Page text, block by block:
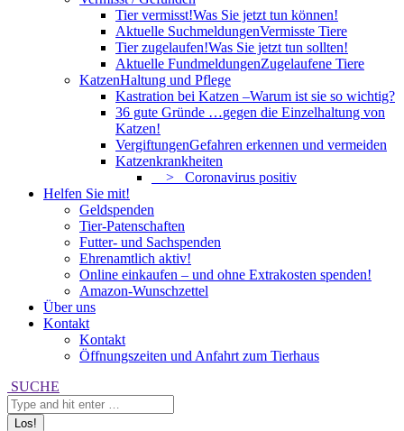
Tier vermisst!Was Sie jetzt tun können!
Aktuelle SuchmeldungenVermisste Tiere
Tier zugelaufen!Was Sie jetzt tun sollten!
Aktuelle FundmeldungenZugelaufene Tiere
KatzenHaltung und Pflege
Kastration bei Katzen –Warum ist sie so wichtig?
36 gute Gründe …gegen die Einzelhaltung von
Katzen!
VergiftungenGefahren erkennen und vermeiden
Katzenkrankheiten
> Coronavirus positiv
Helfen Sie mit!
Geldspenden
Tier-Patenschaften
Futter- und Sachspenden
Ehrenamtlich aktiv!
Online einkaufen – und ohne Extrakosten spenden!
Amazon-Wunschzettel
Über uns
Kontakt
Kontakt
Öffnungszeiten und Anfahrt zum Tierhaus
Search:
SUCHE